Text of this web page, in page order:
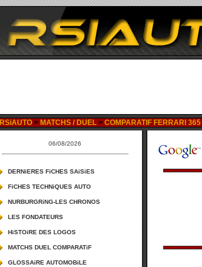
RSiAUTO > MATCHS / DUEL > COMPARATIF FERRARI
06/08/2026
DERNiERES FiCHES SAiSiES
FiCHES TECHNiQUES AUTO
NURBURGRiNG-LES CHRONOS
LES FONDATEURS
HiSTOiRE DES LOGOS
MATCHS DUEL COMPARATiF
GLOSSAiRE AUTOMOBiLE